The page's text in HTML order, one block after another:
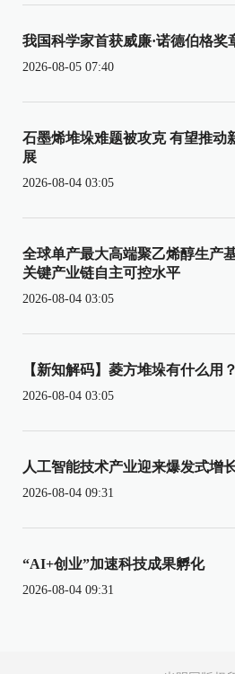
我国科学家首获威廉·诺德伯格奖
2026-08-05 07:40
石墨烯堆垛难题被攻克 有望推动
展
2026-08-04 03:05
全球单产最大高端聚乙烯醇生产
关键产业链自主可控水平
2026-08-04 03:05
【新知解码】菱方堆垛有什么用？
2026-08-04 03:05
人工智能技术产业迎来爆发式增
2026-08-04 09:31
“AI+创业”加速科技成果孵化
2026-08-04 09:31